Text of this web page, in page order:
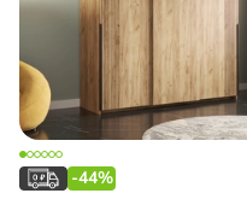
-44%